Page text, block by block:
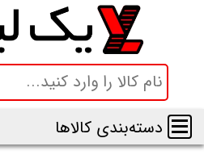
دسته‌بندی کالاها